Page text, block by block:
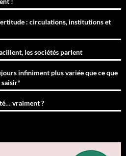
: circulations, institutions et
les sociétés parlent
infiniment plus variée que ce que
saisir*
vraiment ?